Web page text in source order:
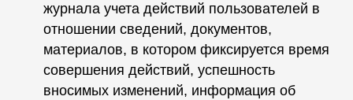
журнала учета действий пользователей в
отношении сведений, документов,
материалов, в котором фиксируется время
совершения действий, успешность
вносимых изменений, информация об